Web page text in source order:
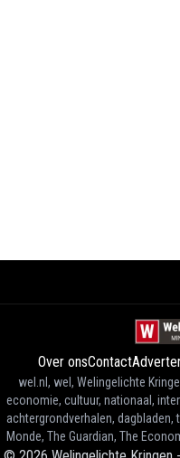
Over onsContact
wel.nl, wel, Welingelichte
economie, cultuur, nationaal,
achtergrondverhalen, dagbladen,
Monde, The Guardian, The